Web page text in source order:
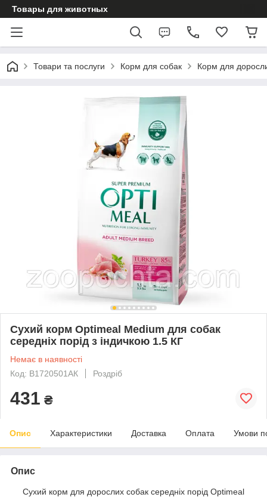
Товары для животных
Товари та послуги Корм для собак Корм для
Сухий корм Optimeal Medium для собак
середніх порід з індичкою 1.5 КГ
Немає в наявності
Код: B1720501АК
Роздріб
431 ₴
Опис Характеристики Доставка Оплата Умови
Опис
Сухий корм для дорослих собак середніх порід Optimeal